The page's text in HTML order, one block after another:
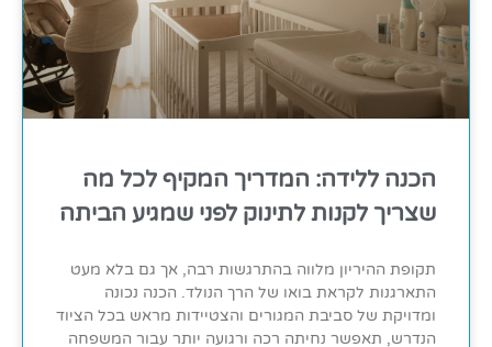
הכנה ללידה: המדריך המקיף לכל מה
שצריך לקנות לתינוק לפני שמגיע הביתה
תקופת ההיריון מלווה בהתרגשות רבה, אך גם בלא מעט
התארגנות לקראת בואו של הרך הנולד. הכנה נכונה
ומדויקת של סביבת המגורים והצטיידות מראש בכל הציוד
הנדרש, תאפשר נחיתה רכה ורגועה יותר עבור המשפחה